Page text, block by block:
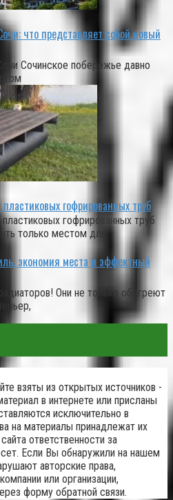
что представляет собой новый
Сочинское побережье давно
гофрированных труб
гофрированных труб
только местом для
экономия места и эффектный
Они не только обогреют
взяты из открытых источников -
в интернете или присланы
исключительно в
на материалы принадлежат их
ответственности за
Если Вы обнаружили на нашем
авторские права,
или организации,
форму обратной связи.